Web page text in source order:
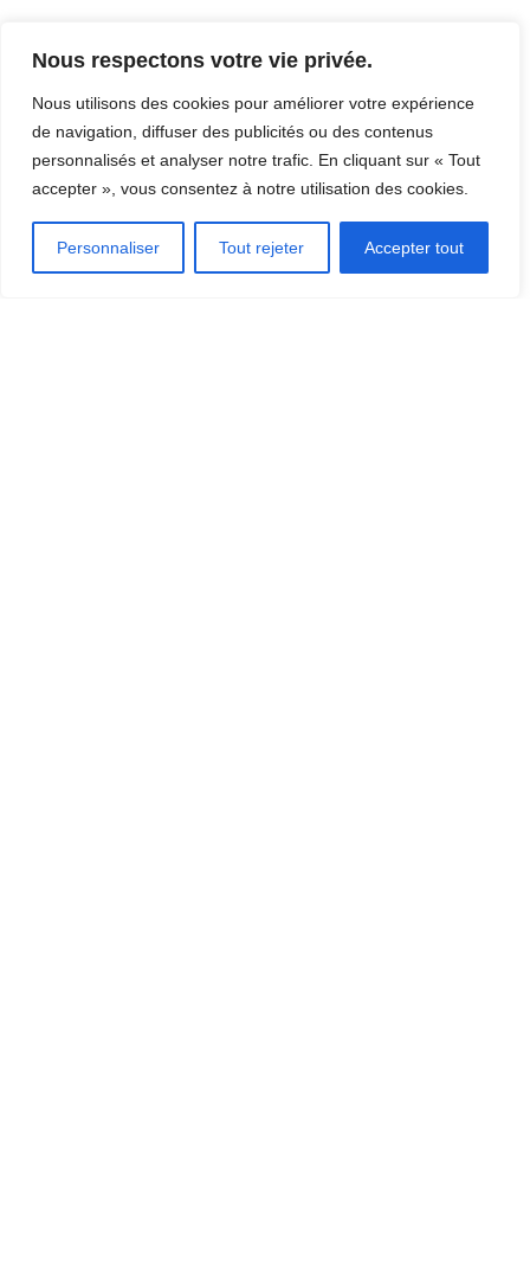
Nous respectons votre vie privée.
Nous utilisons des cookies pour améliorer votre expérience
de navigation, diffuser des publicités ou des contenus
personnalisés et analyser notre trafic. En cliquant sur « Tout
accepter », vous consentez à notre utilisation des cookies.
Personnaliser Tout rejeter Accepter tout
DÉCOUVRIR LA RÉGION
[CLIQUEZ ICI]